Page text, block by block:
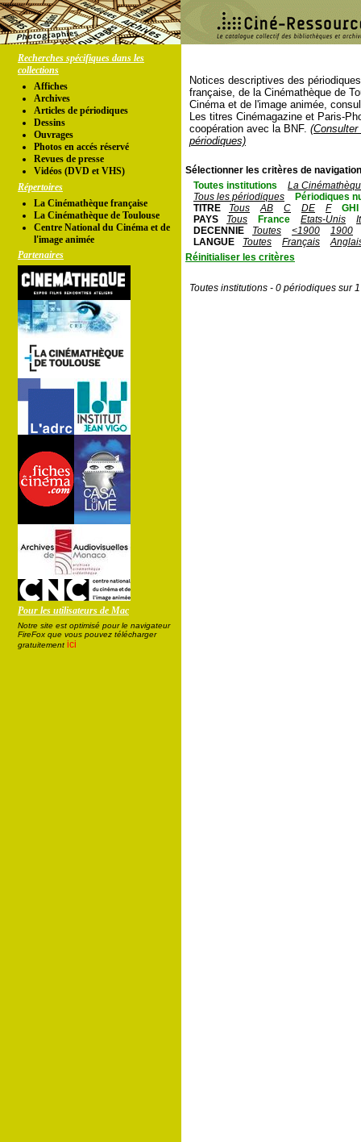
Recherches spécifiques dans les
collections
Affiches
Archives
Articles de périodiques
Dessins
Ouvrages
Photos en accés réservé
Revues de presse
Vidéos (DVD et VHS)
Répertoires
La Cinémathèque française
La Cinémathèque de Toulouse
Centre National du Cinéma et de
l'image animée
Partenaires
Pour les utilisateurs de Mac
Notre site est optimisé pour le navigateur
FireFox que vous pouvez télécharger
gratuitement ici
Notices descriptives des
française, de la Cinémathèque de
Cinéma et de l'image animée,
Les titres Cinémagazine et Paris-
coopération avec la BNF.
périodiques)
Sélectionner les critères de
Toutes institutions
La
Tous les périodiques
Périodiques
TITRE
Tous AB C DE F
GHI
PAYS
Tous France Etats-Unis
DECENNIE
Toutes <1900
1900
LANGUE
Toutes Français
Réinitialiser les critères
Toutes institutions - 0 périodiques sur